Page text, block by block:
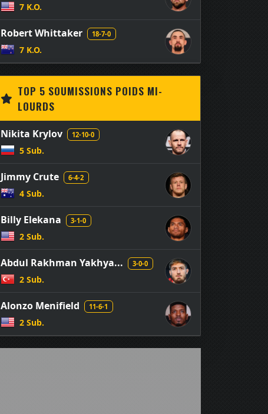
7 K.O.
Robert Whittaker 18-7-0
7 K.O.
TOP 5 SOUMISSIONS POIDS MI-
LOURDS
Nikita Krylov 12-10-0
5 Sub.
Jimmy Crute 6-4-2
4 Sub.
Billy Elekana 3-1-0
2 Sub.
Abdul Rakhman Yakhya... 3-0-0
2 Sub.
Alonzo Menifield 11-6-1
2 Sub.